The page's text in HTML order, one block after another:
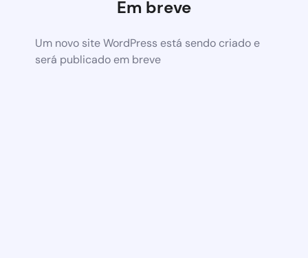
Em breve
Um novo site WordPress está sendo criado e
será publicado em breve